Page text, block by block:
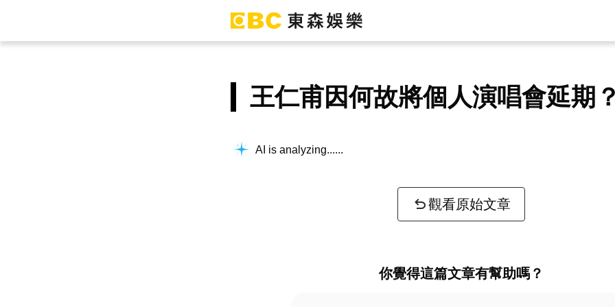
王仁甫因何故將個人演唱會延期
AI is analyzing...
觀看原始文章
你覺得這篇文章有幫助嗎？